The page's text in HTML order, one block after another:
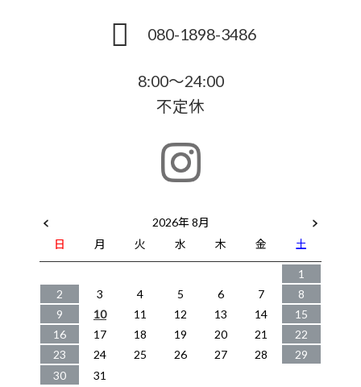
080-1898-3486
8:00～24:00
不定休
2026年 8月
日
月 火 水 木 金
土
1
2
3 4 5 6 7
8
9
10 11 12 13 14
15
16
17 18 19 20 21
22
23
24 25 26 27 28
29
30
31